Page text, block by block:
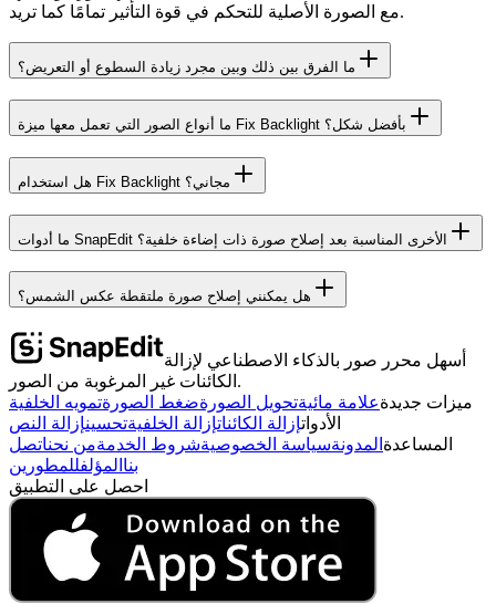
مع الصورة الأصلية للتحكم في قوة التأثير تمامًا كما تريد.
ما الفرق بين ذلك وبين مجرد زيادة السطوع أو التعريض؟
ما أنواع الصور التي تعمل معها ميزة Fix Backlight بأفضل شكل؟
هل استخدام Fix Backlight مجاني؟
ما أدوات SnapEdit الأخرى المناسبة بعد إصلاح صورة ذات إضاءة خلفية؟
هل يمكنني إصلاح صورة ملتقطة عكس الشمس؟
أسهل محرر صور بالذكاء الاصطناعي لإزالة
الكائنات غير المرغوبة من الصور.
ميزات جديدةعلامة مائيةتحويل الصورةضغط الصورةتمويه الخلفية
الأدواتإزالة الكائناتإزالة الخلفيةتحسينإزالة النص
المساعدة المدونةسياسة الخصوصيةشروط الخدمةمن نحناتصل
بنا المؤلفللمطورين
احصل على التطبيق